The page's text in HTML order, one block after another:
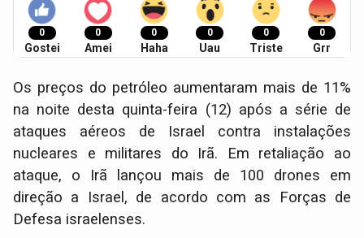
0
Gostei
0
Amei
0
Haha
0
Uau
0
Triste
0
Grr
Os preços do petróleo aumentaram mais de 11%
na noite desta quinta-feira (12) após a série de
ataques aéreos de Israel contra instalações
nucleares e militares do Irã. Em retaliação ao
ataque, o Irã lançou mais de 100 drones em
direção a Israel, de acordo com as Forças de
Defesa israelenses.